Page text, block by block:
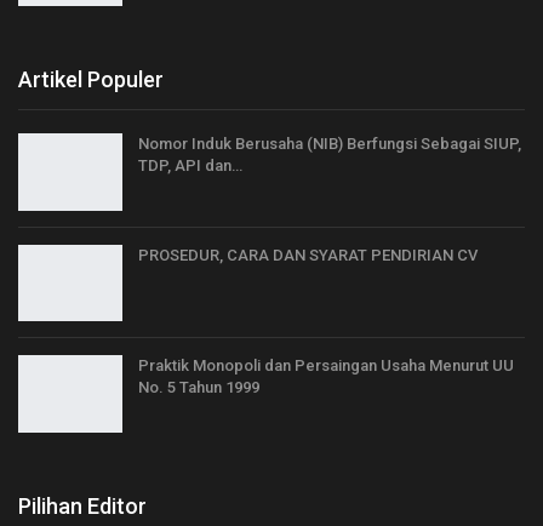
Artikel Populer
Nomor Induk Berusaha (NIB) Berfungsi Sebagai SIUP,
TDP, API dan…
PROSEDUR, CARA DAN SYARAT PENDIRIAN CV
Praktik Monopoli dan Persaingan Usaha Menurut UU
No. 5 Tahun 1999
Pilihan Editor